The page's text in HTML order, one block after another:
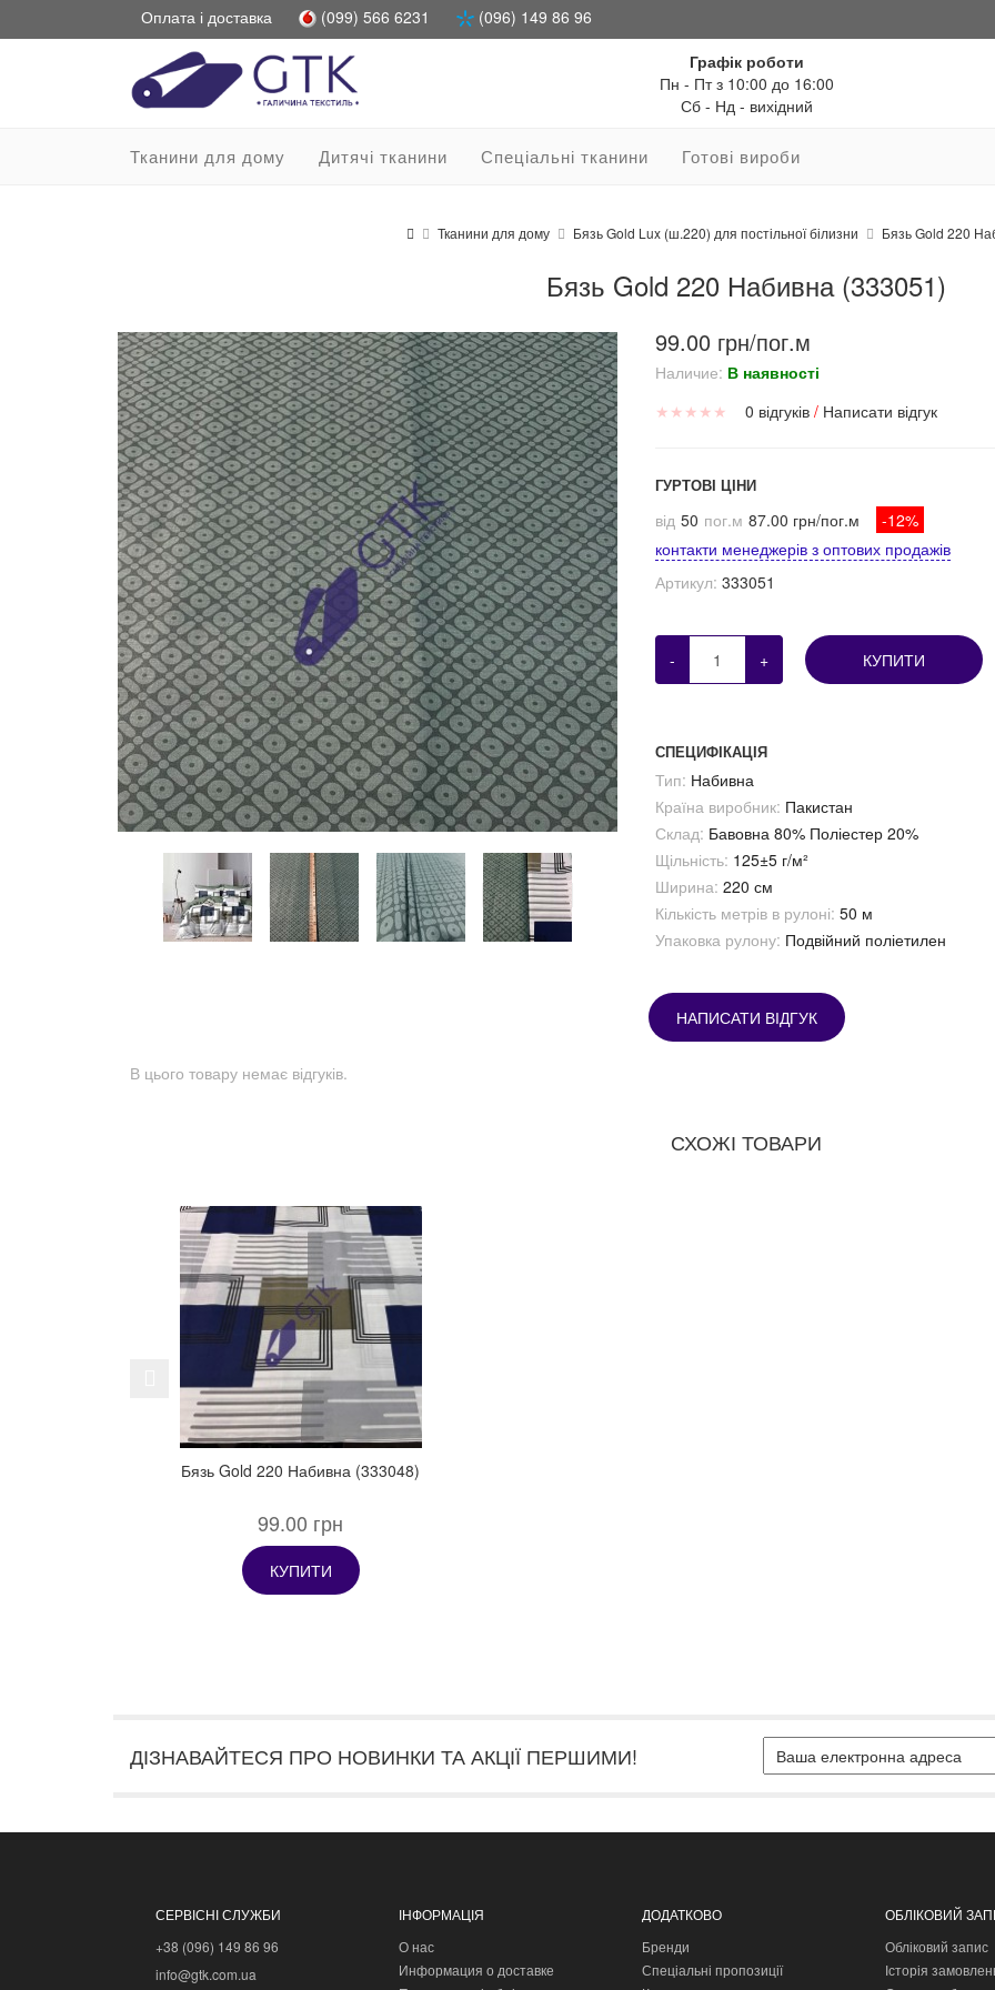
Оплата і доставка (099) 566 6231
(096) 149 86 96
Графік роботи
Пн - Пт з 10:00 до 16:00
Сб - Нд - вихідний
Тканини для дому Дитячі тканини Спеціальні тканини Готові вироби
Тканини для дому Бязь Gold Lux (ш.220) для постільної білизни Бязь Gold 220
Бязь Gold 220 Набивна (333051)
99.00 грн/пог.м
Наличие: В наявності
★ ★ ★ ★ ★ 0 відгуків/ Написати відгук
ГУРТОВІ ЦІНИ
від 50 пог.м 87.00 грн/пог.м
-12%
контакти менеджерів з оптових продажів
Артикул: 333051
- + КУПИТИ
СПЕЦИФІКАЦІЯ
Тип: Набивна
Країна виробник: Пакистан
Склад: Бавовна 80% Поліестер 20%
Щільність: 125±5 г/м²
Ширина: 220 см
Кількість метрів в рулоні: 50 м
Упаковка рулону: Подвійний поліетилен
НАПИСАТИ ВІДГУК
В цього товару немає відгуків.
СХОЖІ ТОВАРИ
Бязь Gold 220 Набивна (333048)
99.00 грн
КУПИТИ
ДІЗНАВАЙТЕСЯ ПРО НОВИНКИ ТА АКЦІЇ ПЕРШИМИ!
СЕРВІСНІ СЛУЖБИ
+38 (096) 149 86 96
info@gtk.com.ua
ІНФОРМАЦІЯ
О нас
Информация о доставке
ДОДАТКОВО
Бренди
Спеціальні пропозиції
ОБЛІКОВИЙ
Обліковий запис
Історія